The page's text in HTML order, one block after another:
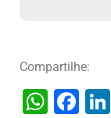
Compartilhe:
W
F